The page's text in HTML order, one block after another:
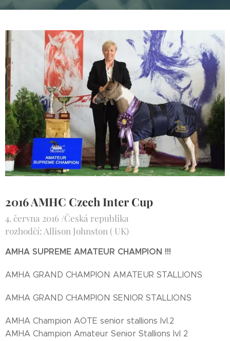
2016 AMHC Czech Inter Cup
4. června 2016 /Česká republika
rozhodčí: Allison Johnston ( UK)
AMHA SUPREME AMATEUR CHAMPION !!!
AMHA GRAND CHAMPION AMATEUR STALLIONS
AMHA GRAND CHAMPION SENIOR STALLIONS
AMHA Champion AOTE senior stallions lvl.2
AMHA Champion Amateur Senior Stallions lvl 2